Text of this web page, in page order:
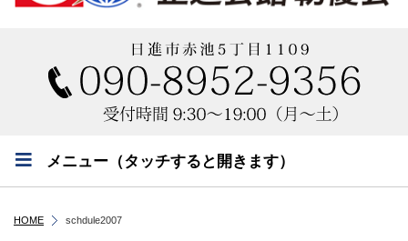
メニュー（タッチすると開きます）
HOME schdule2007